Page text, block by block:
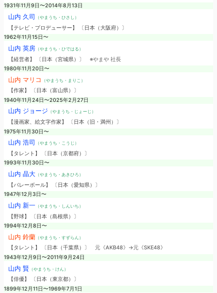
1931年11月9日〜2014年8月13日
山内 久司 （やまうち・ひさし）
【テレビ・プロデューサー】 〔日本（大阪府）〕
1962年11月15日〜
山内 英房（やまうち・ひではる）
【経営者】 〔日本（宮城県）〕 ※やまや 社長
1980年11月20日〜
山内 マリコ （やまうち・まりこ）
【作家】 〔日本（富山県）〕
1940年11月24日〜2025年2月27日
山内 ジョージ （やまうち・じょーじ）
【漫画家、絵文字作家】 〔日本（旧・満州）〕
1975年11月30日〜
山内 浩司 （やまうち・こうじ）
【タレント】 〔日本（京都府）〕
1993年11月30日〜
山内 晶大（やまうち・あきひろ）
【バレーボール】 〔日本（愛知県）〕
1947年12月3日〜
山内 新一（やまうち・しんいち）
【野球】 〔日本（島根県）〕
1994年12月8日〜
山内 鈴蘭 （やまうち・すずらん）
【タレント】 〔日本（千葉県）〕 元《AKB48》→元《SKE48》
1943年12月9日〜2011年9月24日
山内 賢（やまうち・けん）
【俳優】 〔日本（東京都）〕
1899年12月11日〜1969年7月1日